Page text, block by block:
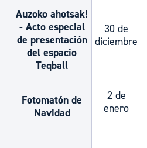
Auzoko ahotsak!
- Acto especial
de presentación
del espacio
Teqball
30 de
diciembre
Fotomatón de
Navidad
2 de
enero